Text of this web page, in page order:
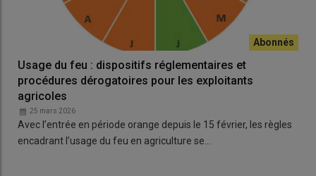
Usage du feu : dispositifs réglementaires et
procédures dérogatoires pour les exploitants
agricoles
25 mars 2026
Avec l’entrée en période orange depuis le 15 février, les règles
encadrant l’usage du feu en agriculture se…